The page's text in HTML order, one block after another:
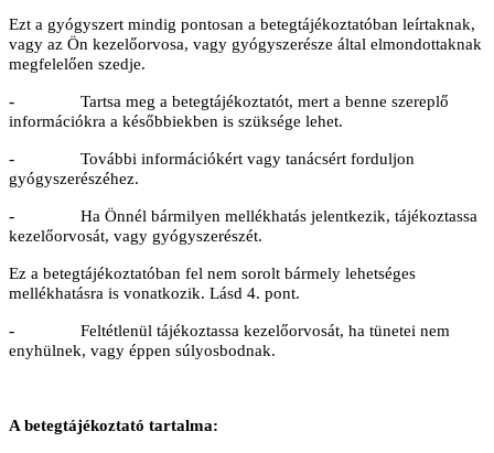
Ezt a gyógyszert mindig pontosan a betegtájékoztatóban leírtaknak,
vagy az Ön kezelőorvosa, vagy gyógyszerésze által elmondottaknak
megfelelően szedje.
- Tartsa meg a betegtájékoztatót, mert a benne szereplő
információkra a későbbiekben is szüksége lehet.
- További információkért vagy tanácsért forduljon
gyógyszerészéhez.
- Ha Önnél bármilyen mellékhatás jelentkezik, tájékoztassa
kezelőorvosát, vagy gyógyszerészét.
Ez a betegtájékoztatóban fel nem sorolt bármely lehetséges
mellékhatásra is vonatkozik. Lásd 4. pont.
- Feltétlenül tájékoztassa kezelőorvosát, ha tünetei nem
enyhülnek, vagy éppen súlyosbodnak.
A betegtájékoztató tartalma: